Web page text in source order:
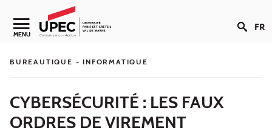
Aller au contenu
Navigation secondaire
MENU FR
BUREAUTIQUE - INFORMATIQUE
CYBERSÉCURITÉ : LES FAUX
ORDRES DE VIREMENT